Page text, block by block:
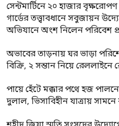
সেন্টমার্টিনে ২০ হাজার
গার্ডের তত্ত্বাবধানে সবুজায়ন
অভিযানে অংশ নিলেন পরিবেশ
অভাবের তাড়নায় ঘর ভাড়া
বিক্রি, ২ সন্তান নিয়ে রেললাইনে
পায়ে হেঁটে মক্কার পথে হজ
দুলাল, ভিসাবিহীন যাত্রায়